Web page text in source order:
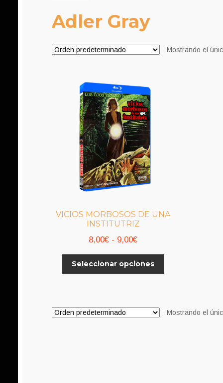
Adler Gray
Mostrando el
VICIOS MORBOSOS DE UNA
INSTITUTRIZ
8,00€ - 9,00€Rango
de
precios:
hasta
9,00€
Seleccionar opciones
Las
Mostrando el